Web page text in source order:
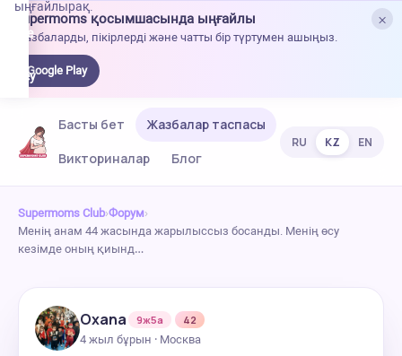
×
Supermoms қосымшасында ыңғайлы
Жазбаларды, пікірлерді және чатты бір түртумен ашыңыз.
Google Play
ыңғайлырақ.
Басты бет
Жазбалар таспасы
Викториналар
Блог
RU KZ EN
Supermoms Club›Форум›
Менің анам 44 жасында жарылыссыз босанды. Менің өсу
кезімде оның қиынд…
Oxana 9ж5а
42
4 жыл бұрын · Москва